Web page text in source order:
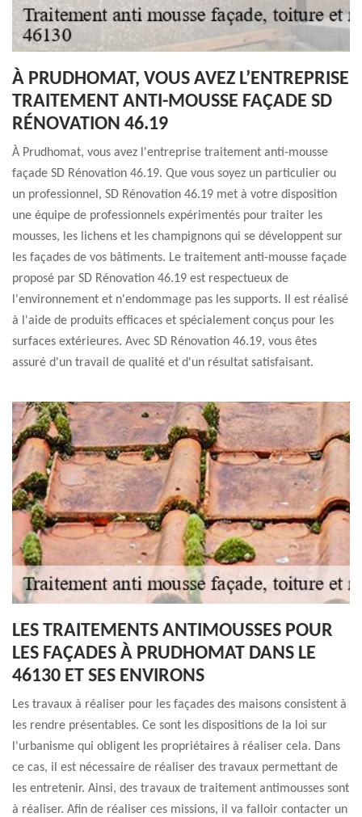
À PRUDHOMAT, VOUS AVEZ L’ENTREPRISE
TRAITEMENT ANTI-MOUSSE FAÇADE SD
RÉNOVATION 46.19
À Prudhomat, vous avez l'entreprise traitement anti-mousse
façade SD Rénovation 46.19. Que vous soyez un particulier ou
un professionnel, SD Rénovation 46.19 met à votre disposition
une équipe de professionnels expérimentés pour traiter les
mousses, les lichens et les champignons qui se développent sur
les façades de vos bâtiments. Le traitement anti-mousse façade
proposé par SD Rénovation 46.19 est respectueux de
l'environnement et n'endommage pas les supports. Il est réalisé
à l'aide de produits efficaces et spécialement conçus pour les
surfaces extérieures. Avec SD Rénovation 46.19, vous êtes
assuré d'un travail de qualité et d'un résultat satisfaisant.
LES TRAITEMENTS ANTIMOUSSES POUR
LES FAÇADES À PRUDHOMAT DANS LE
46130 ET SES ENVIRONS
Les travaux à réaliser pour les façades des maisons consistent à
les rendre présentables. Ce sont les dispositions de la loi sur
l'urbanisme qui obligent les propriétaires à réaliser cela. Dans
ce cas, il est nécessaire de réaliser des travaux permettant de
les entretenir. Ainsi, des travaux de traitement antimousses sont
à réaliser. Afin de réaliser ces missions, il va falloir contacter un